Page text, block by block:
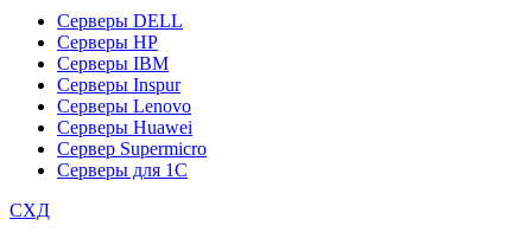
Серверы DELL
Серверы HP
Серверы IBM
Серверы Inspur
Серверы Lenovo
Серверы Huawei
Сервер Supermicro
Серверы для 1C
СХД